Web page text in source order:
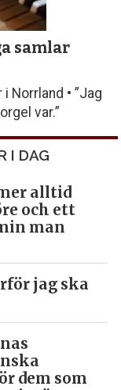
samlar
Norrland • ”Jag
var.”
I DAG
alltid
och ett
man
jag ska
dem som